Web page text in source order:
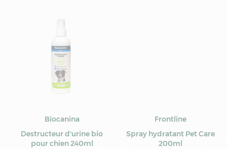
Biocanina
Destructeur d'urine bio
pour chien 240ml
Frontline
Spray hydratant Pet Care
200ml